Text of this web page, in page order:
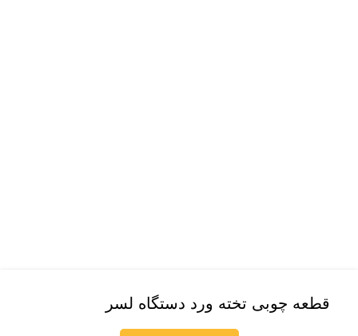
قطعه چوبی تخته ورد دستگاه لسر